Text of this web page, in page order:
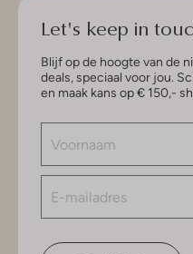
Let's keep in
Blijf op de hoogte van de
deals, speciaal voor jou.
en maak kans op € 150,-